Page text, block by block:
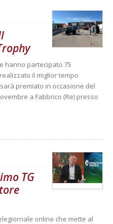
hanno partecipato 75
il miglior tempo
premiato in occasione del
a Fabbrico (Re) presso
TG
online che mette al